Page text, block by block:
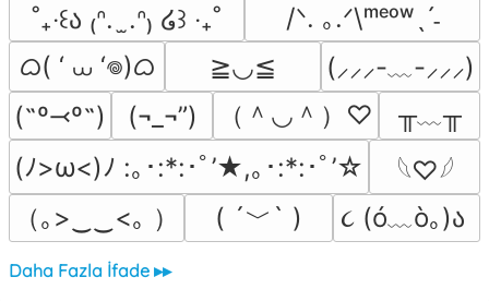
˚₊‧꒰ა ₍ᐢ.  ̫.ᐢ₎ ໒꒱ ‧₊˚
/ᐠ. ｡.ᐟ\ᵐᵉᵒʷˎˊ˗
ᜊ( ‘ ⩊ ‘𖦹)ᜊ
≧◡≦
(⸝⸝⸝-﹏-⸝⸝⸝)
(˶º⤙º˶)
(¬_¬”) （＾◡＾）♡
╥﹏╥
(ﾉ>ω<)ﾉ :｡･:*:･ﾟ’★,｡･:*:･ﾟ’☆
𓆩♡𓆪
（｡>‿‿<｡ ）
( ´﹀` ) ૮ (ó﹏ò｡)ა
Daha Fazla İfade ▸▸